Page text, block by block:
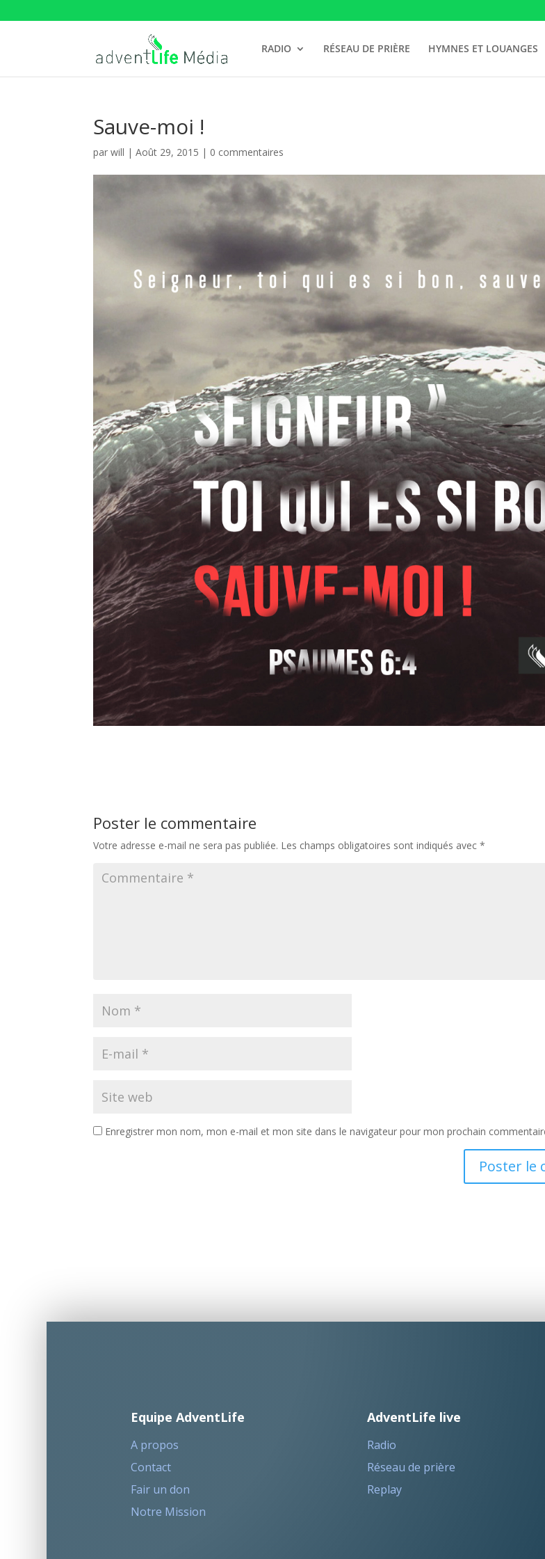
RADIO RÉSEAU DE PRIÈRE HYMNES ET LOUANGES
Sauve-moi !
parwill |Août 29, 2015 | 0 commentaires
Poster le commentaire
Votre adresse e-mail ne sera pas publiée. Les champs obligatoires sont indiqués avec*
Enregistrer mon nom, mon e-mail et mon site dans le navigateur pour mon prochain
Equipe AdventLife
A propos
Contact
Fair un don
Notre Mission
AdventLife live
Radio
Réseau de prière
Replay